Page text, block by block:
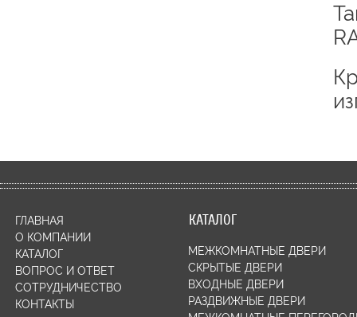
ГЛАВНАЯ
О КОМПАНИИ
КАТАЛОГ
ВОПРОС И ОТВЕТ
СОТРУДНИЧЕСТВО
КОНТАКТЫ
КАТАЛОГ
МЕЖКОМНАТНЫЕ ДВЕРИ
СКРЫТЫЕ ДВЕРИ
ВХОДНЫЕ ДВЕРИ
РАЗДВИЖНЫЕ ДВЕРИ